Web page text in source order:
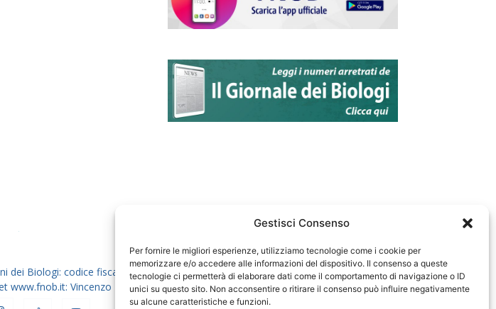
Gestisci Consenso
Per fornire le migliori esperienze, utilizziamo tecnologie come i cookie per
memorizzare e/o accedere alle informazioni del dispositivo. Il consenso a queste
tecnologie ci permetterà di elaborare dati come il comportamento di navigazione o ID
unici su questo sito. Non acconsentire o ritirare il consenso può influire negativamente
su alcune caratteristiche e funzioni.
dei
dei Biologi: codice fiscale 80069130583
www.fnob.it: Vincenzo D'Anna